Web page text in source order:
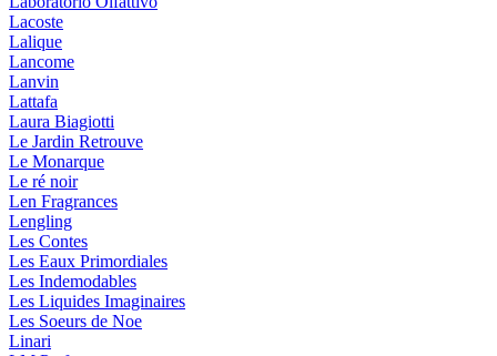
Lacoste
Lalique
Lancome
Lanvin
Lattafa
Laura Biagiotti
Le Jardin Retrouve
Le Monarque
Le ré noir
Len Fragrances
Lengling
Les Contes
Les Eaux Primordiales
Les Indemodables
Les Liquides Imaginaires
Les Soeurs de Noe
Linari